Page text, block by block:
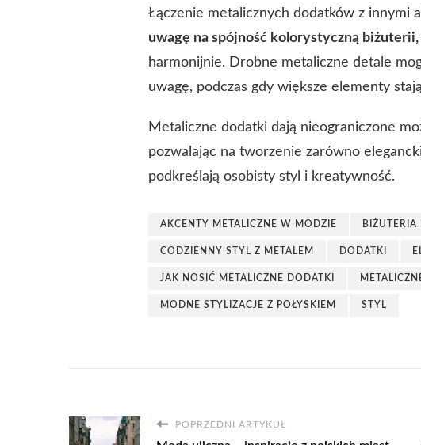
Łączenie metalicznych dodatków z innymi
uwagę na spójność kolorystyczną
harmonijnie. Drobne metaliczne detale
uwagę, podczas gdy większe elementy
Metaliczne dodatki dają nieograniczone
pozwalając na tworzenie zarówno
podkreślają osobisty styl i kreatywność.
AKCENTY METALICZNE W MODZIE BIŻUTERIA
CODZIENNY STYL Z METALEM DODATKI
JAK NOSIĆ METALICZNE DODATKI
MODNE STYLIZACJE Z POŁYSKIEM STYL
POPRZEDNI ARTYKUŁ